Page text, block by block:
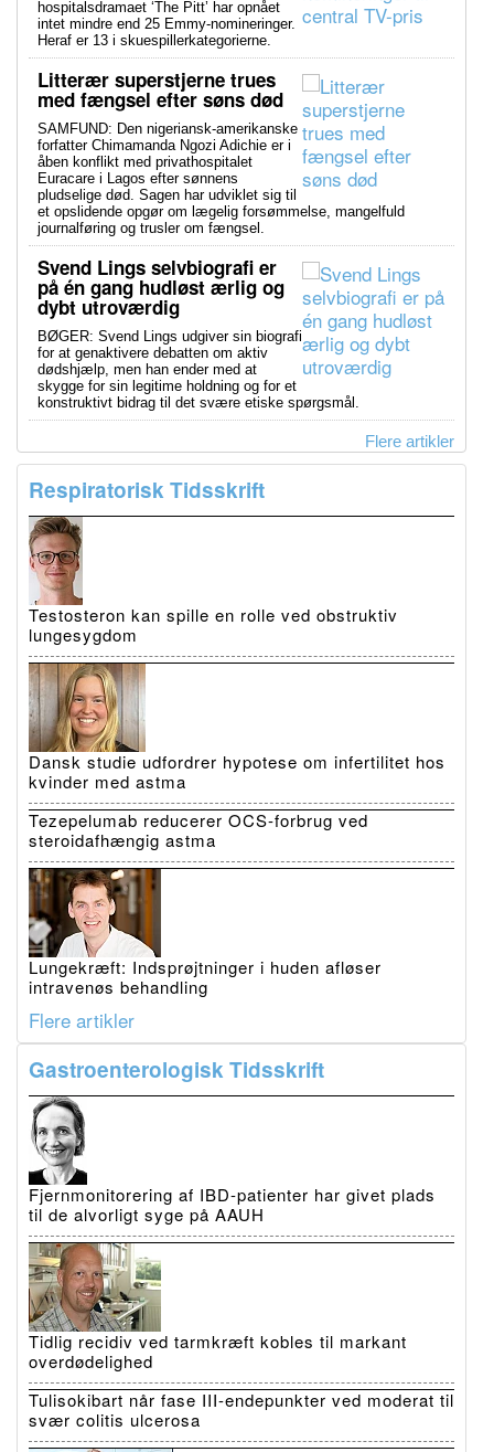
hospitalsdramaet ‘The Pitt’ har opnået
intet mindre end 25 Emmy-nomineringer.
Heraf er 13 i skuespillerkategorierne.
Litterær superstjerne trues
med fængsel efter søns død
SAMFUND: Den nigeriansk-amerikanske
forfatter Chimamanda Ngozi Adichie er i
åben konflikt med privathospitalet
Euracare i Lagos efter sønnens
pludselige død. Sagen har udviklet sig til
et opslidende opgør om lægelig forsømmelse, mangelfuld
journalføring og trusler om fængsel.
Svend Lings selvbiografi er
på én gang hudløst ærlig og
dybt utroværdig
BØGER: Svend Lings udgiver sin biografi
for at genaktivere debatten om aktiv
dødshjælp, men han ender med at
skygge for sin legitime holdning og for et
konstruktivt bidrag til det svære etiske spørgsmål.
Flere artikler
Respiratorisk Tidsskrift
Testosteron kan spille en rolle ved obstruktiv
lungesygdom
Dansk studie udfordrer hypotese om infertilitet hos
kvinder med astma
Tezepelumab reducerer OCS-forbrug ved
steroidafhængig astma
Lungekræft: Indsprøjtninger i huden afløser
intravenøs behandling
Flere artikler
Gastroenterologisk Tidsskrift
Fjernmonitorering af IBD-patienter har givet plads
til de alvorligt syge på AAUH
Tidlig recidiv ved tarmkræft kobles til markant
overdødelighed
Tulisokibart når fase III-endepunkter ved moderat til
svær colitis ulcerosa